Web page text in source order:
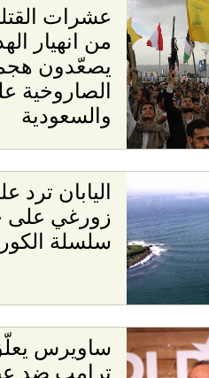
عشرات
من انهيار
يصعّدون
الصاروخية
والسعودية
اليابان
زورغي على
سلسلة
ساويرس
ترامب ضد